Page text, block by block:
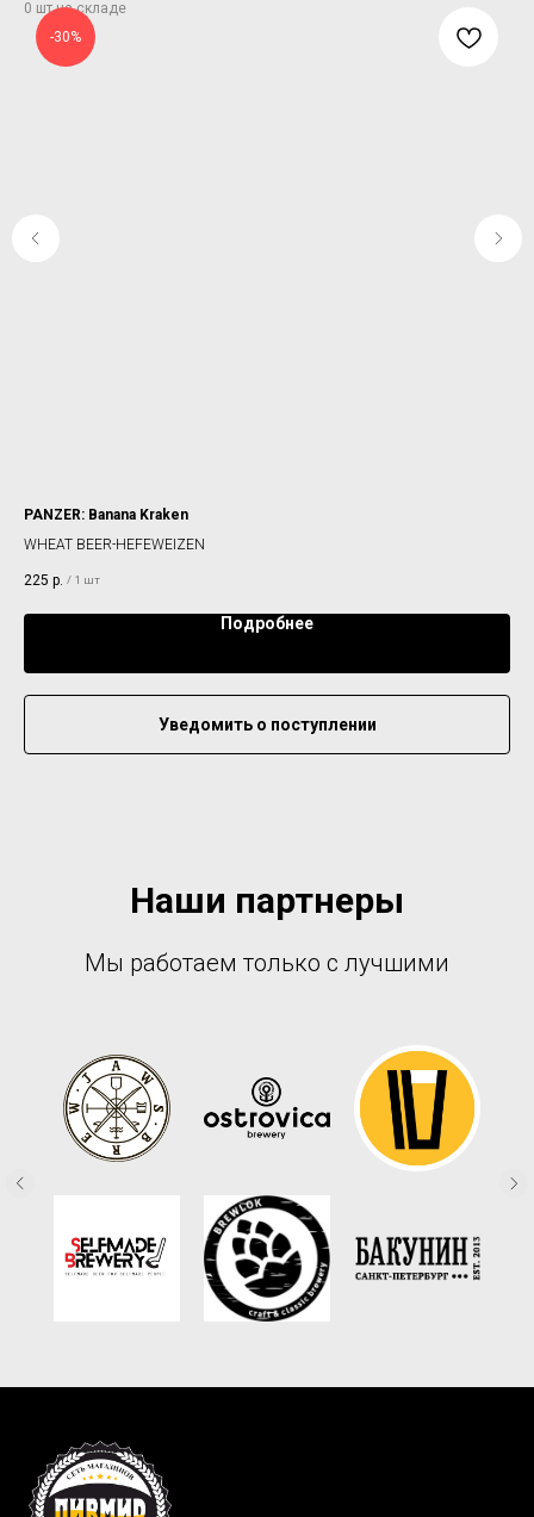
-30%
PANZER: Banana Kraken
WHEAT BEER-HEFEWEIZEN
225 р. / 1 шт
Подробнее
Уведомить о поступлении
Наши партнеры
Мы работаем только с лучшими